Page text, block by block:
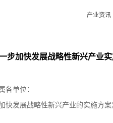
产业资讯
步加快发展战略性新兴产业
各单位：
快发展战略性新兴产业的实施方